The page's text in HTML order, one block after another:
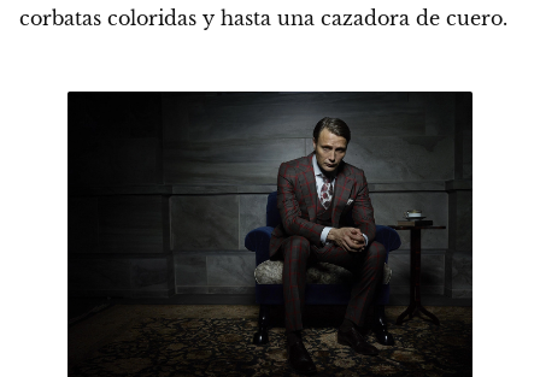
corbatas coloridas y hasta una cazadora de cuero.